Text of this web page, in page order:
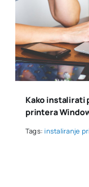
Kako instalirati
printera
Tags: instaliranje